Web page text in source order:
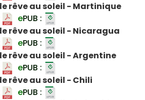
rêve au soleil - Martinique
ePUB :
rêve au soleil - Nicaragua
ePUB :
rêve au soleil - Argentine
ePUB :
rêve au soleil - Chili
ePUB :